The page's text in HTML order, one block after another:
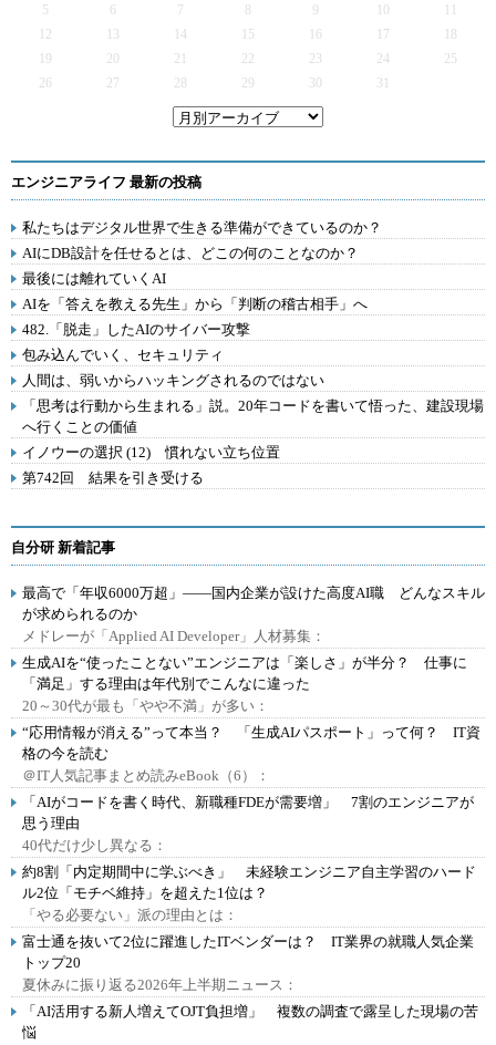
5
6 7 9
12
13 14 15 16 17
19
20 21 22 23 24
25
26
27 28 29 30 31
エンジニアライフ 最新の投稿
私たちはデジタル世界で生きる準備ができているのか？
AIにDB設計を任せるとは、どこの何のことなのか？
最後には離れていくAI
AIを「答えを教える先生」から「判断の稽古相手」へ
482.「脱走」したAIのサイバー攻撃
包み込んでいく、セキュリティ
人間は、弱いからハッキングされるのではない
「思考は行動から生まれる」説。20年コードを書いて悟った、建設現場
へ行くことの価値
イノウーの選択 (12) 慣れない立ち位置
第742回 結果を引き受ける
自分研 新着記事
最高で「年収6000万超」――国内企業が設けた高度AI職 どんなスキル
が求められるのか
メドレーが「Applied AI Developer」人材募集：
生成AIを“使ったことない”エンジニアは「楽しさ」が半分？ 仕事に
「満足」する理由は年代別でこんなに違った
20～30代が最も「やや不満」が多い：
“応用情報が消える”って本当？ 「生成AIパスポート」って何？ IT資
格の今を読む
＠IT人気記事まとめ読みeBook（6）：
「AIがコードを書く時代、新職種FDEが需要増」 7割のエンジニアが
思う理由
40代だけ少し異なる：
約8割「内定期間中に学ぶべき」 未経験エンジニア自主学習のハード
ル2位「モチベ維持」を超えた1位は？
「やる必要ない」派の理由とは：
富士通を抜いて2位に躍進したITベンダーは？ IT業界の就職人気企業
トップ20
夏休みに振り返る2026年上半期ニュース：
「AI活用する新人増えてOJT負担増」 複数の調査で露呈した現場の苦
悩